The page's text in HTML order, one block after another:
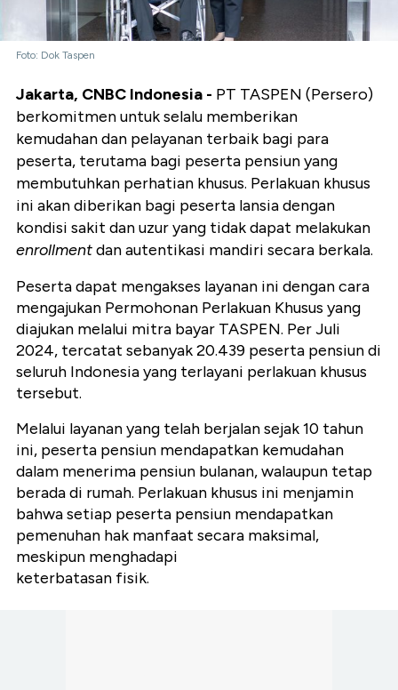
Foto: Dok Taspen
Jakarta, CNBC Indonesia - PT TASPEN (Persero)
berkomitmen untuk selalu memberikan
kemudahan dan pelayanan terbaik bagi para
peserta, terutama bagi peserta pensiun yang
membutuhkan perhatian khusus. Perlakuan khusus
ini akan diberikan bagi peserta lansia dengan
kondisi sakit dan uzur yang tidak dapat melakukan
enrollmentdan autentikasi mandiri secara berkala.
Peserta dapat mengakses layanan ini dengan cara
mengajukan Permohonan Perlakuan Khusus yang
diajukan melalui mitra bayar TASPEN. Per Juli
2024, tercatat sebanyak 20.439 peserta pensiun di
seluruh Indonesia yang terlayani perlakuan khusus
tersebut.
Melalui layanan yang telah berjalan sejak 10 tahun
ini, peserta pensiun mendapatkan kemudahan
dalam menerima pensiun bulanan, walaupun tetap
berada di rumah. Perlakuan khusus ini menjamin
bahwa setiap peserta pensiun mendapatkan
pemenuhan hak manfaat secara maksimal,
meskipun menghadapi
keterbatasan fisik.